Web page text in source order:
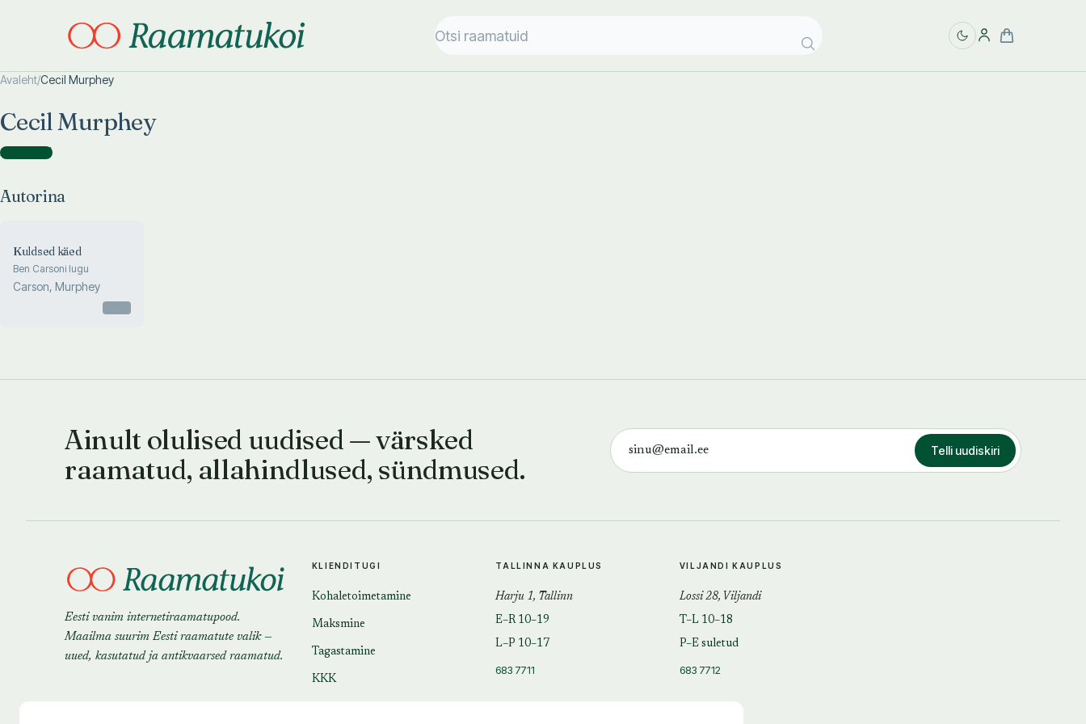
Avaleht/Cecil Murphey
Cecil Murphey
Autorina )
Autorina
Kuldsed käed
Ben Carsoni lugu
Carson, Murphey
Ainult olulised uudised — värsked
raamatud, allahindlused, sündmused.
Telli uudiskiri
Eesti vanim internetiraamatupood.
Maailma suurim Eesti raamatute valik —
uued, kasutatud ja antikvaarsed raamatud.
KLIENDITUGI
Kohaletoimetamine
Maksmine
Tagastamine
KKK
TALLINNA KAUPLUS
Harju 1, Tallinn
E–R 10–19
L–P 10–17
683 7711
VILJANDI KAUPLUS
Lossi 28, Viljandi
T–L 10–18
P–E suletud
683 7712